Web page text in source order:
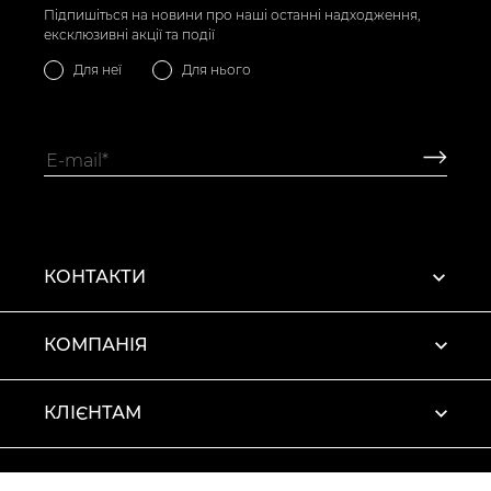
Підпишіться на новини про наші останні надходження,
ексклюзивні акції та події
Для неї Для нього
КОНТАКТИ
КОМПАНІЯ
КЛІЄНТАМ